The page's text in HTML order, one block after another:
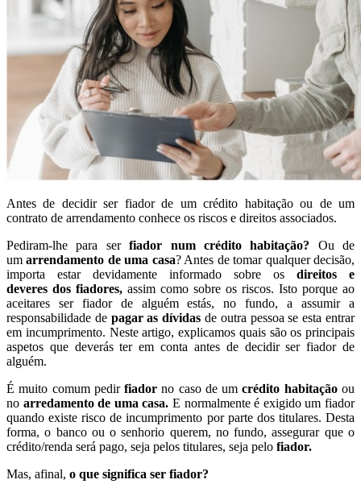
Antes de decidir ser fiador de um crédito habitação ou de um
contrato de arrendamento conhece os riscos e direitos associados.
Pediram-lhe para serfiador num crédito habitação? Ou de
umarrendamento de uma casa? Antes de tomar qualquer decisão,
importa estar devidamente informado sobre os direitos e
deveres dos fiadores, assim como sobre os riscos. Isto porque ao
aceitares ser fiador de alguém estás, no fundo, a assumir a
responsabilidade de pagar as dívidasde outra pessoa se esta entrar
em incumprimento. Neste artigo, explicamos quais são os principais
aspetos que deverás ter em conta antes de decidir ser fiador de
alguém.
É muito comum pedirfiador no caso de um crédito habitaçãoou
no arredamento de uma casa.E normalmente é exigido um fiador
quando existe risco de incumprimento por parte dos titulares. Desta
forma, o banco ou o senhorio querem, no fundo, assegurar que o
crédito/renda será pago, seja pelos titulares, seja pelo fiador.
Mas, afinal, o que significa ser fiador?